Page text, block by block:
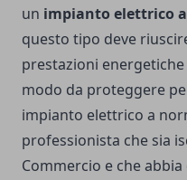
un impianto elettrico
questo tipo deve
prestazioni
modo da proteggere
impianto elettrico a
professionista che sia
Commercio e che